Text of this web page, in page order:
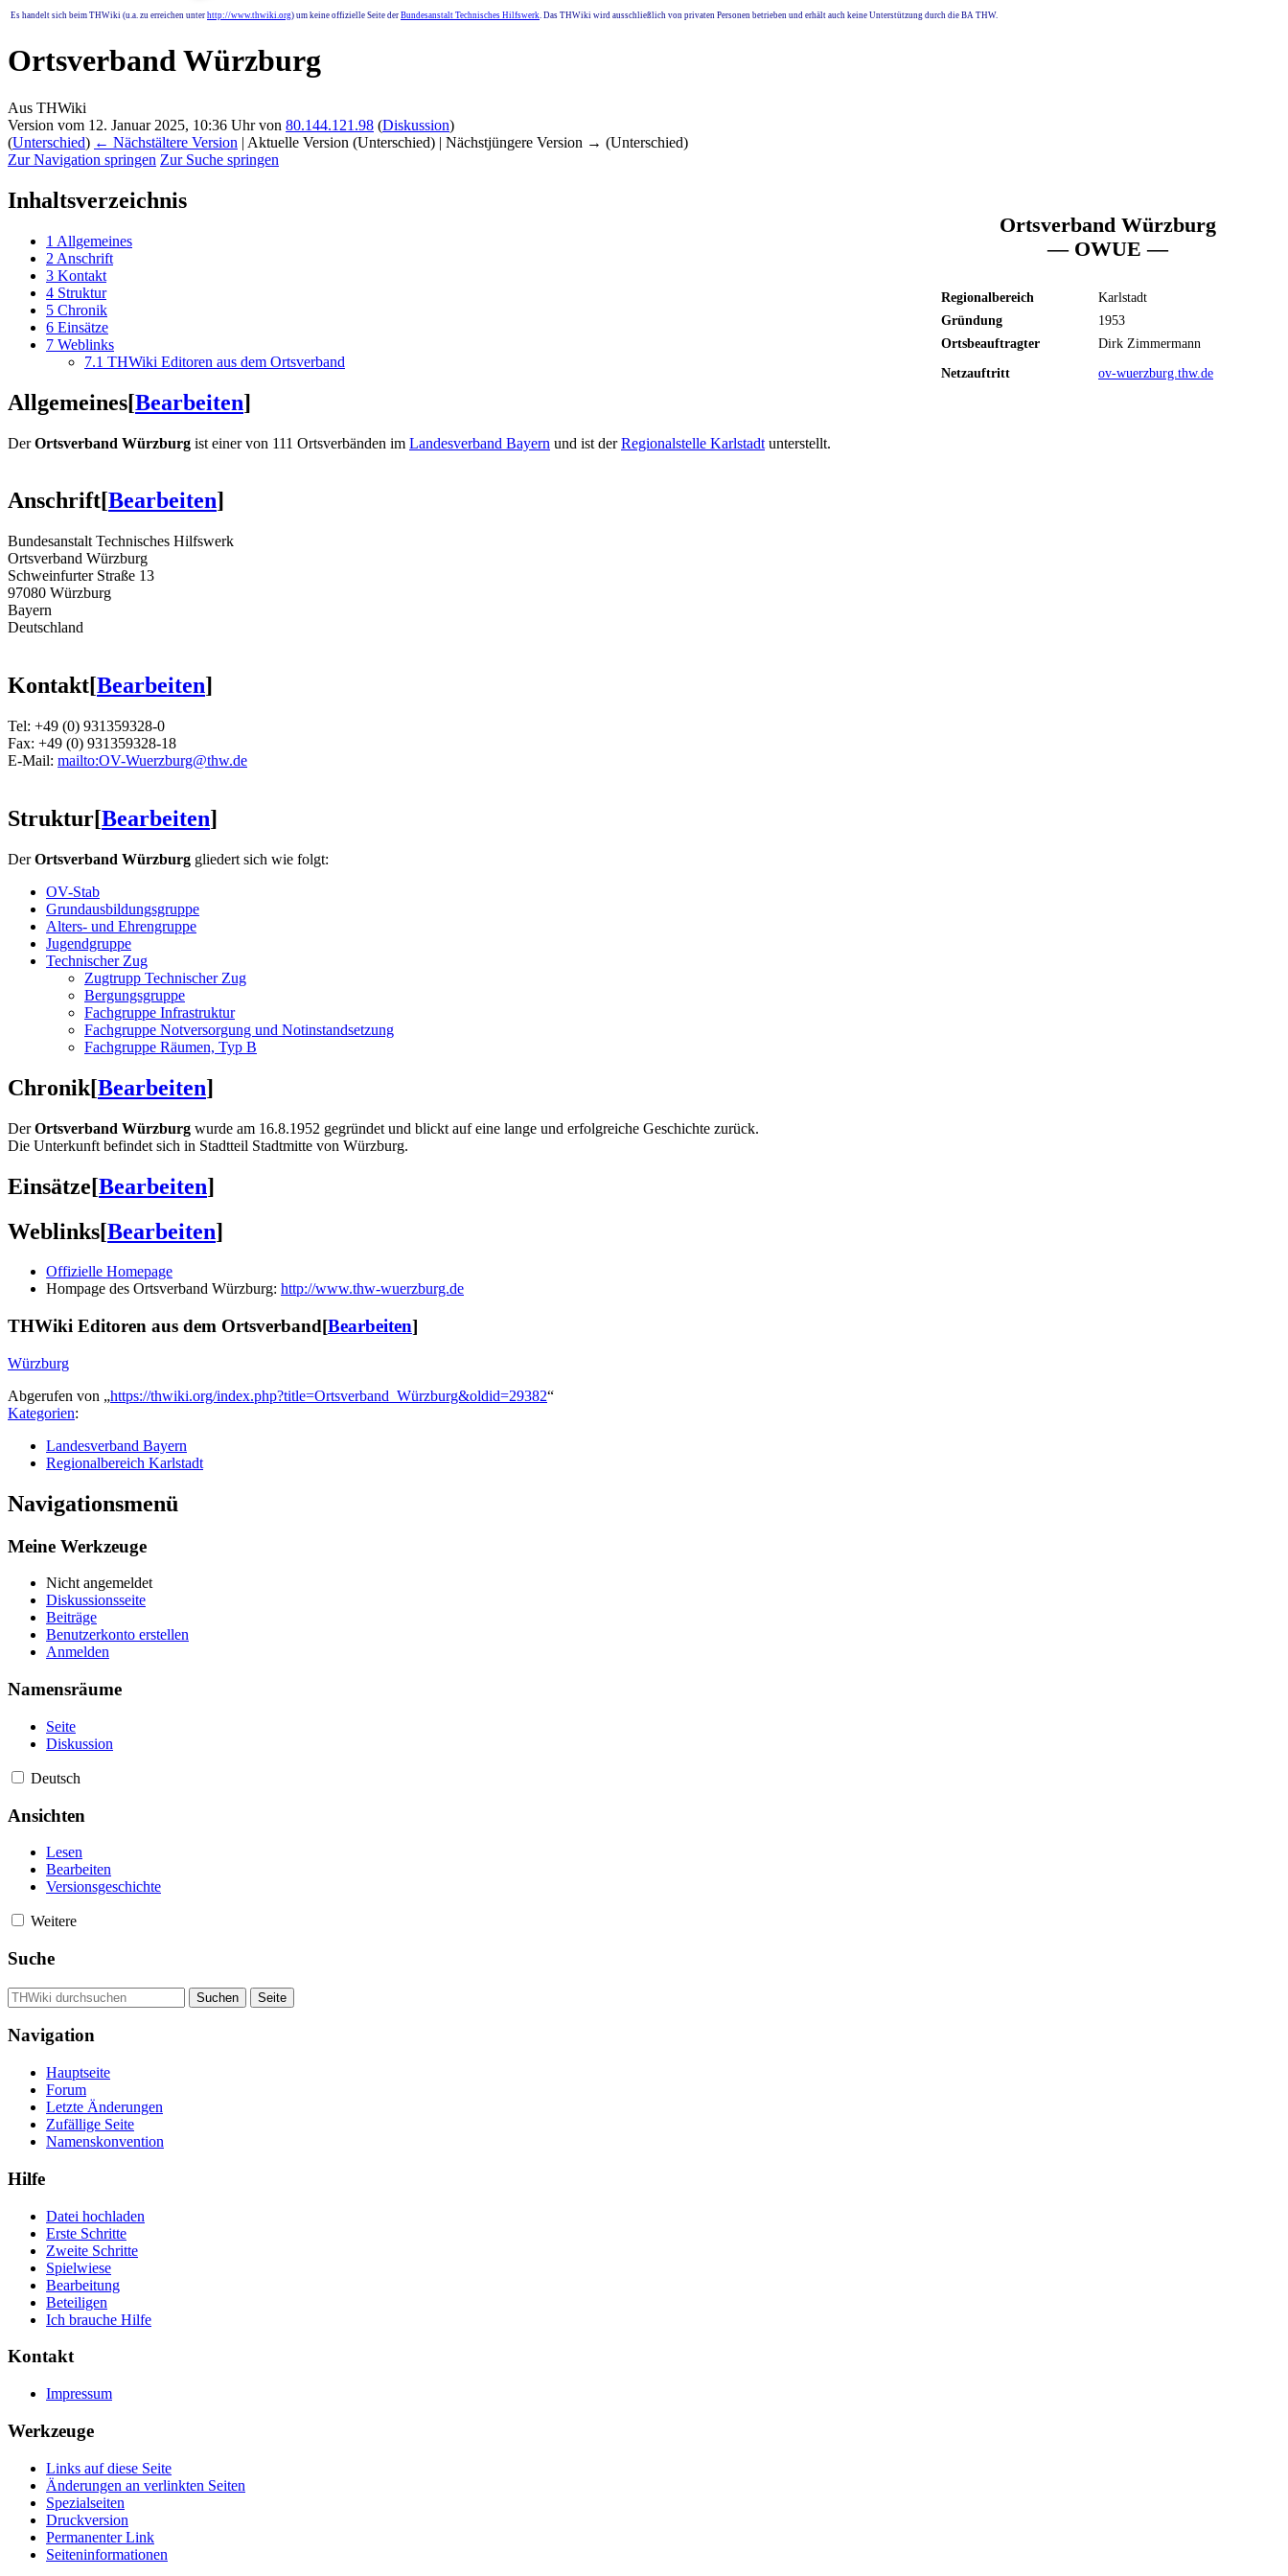
Es handelt sich beim THWiki (u.a. zu erreichen unter http://www.thwiki.org) um keine offizielle Seite der Bundesanstalt Technisches Hilfswerk. Das THWiki wird ausschließlich von privaten Personen betrieben und erhält auch keine Unterstützung durch die BA THW.
Ortsverband Würzburg
Aus THWiki
Version vom 12. Januar 2025, 10:36 Uhr von 80.144.121.98 (Diskussion)
(Unterschied) ← Nächstältere Version | Aktuelle Version (Unterschied) | Nächstjüngere Version → (Unterschied)
Zur Navigation springen Zur Suche springen
Ortsverband Würzburg
— OWUE —
Regionalbereich
Karlstadt
Gründung
1953
Ortsbeauftragter
Dirk Zimmermann
Netzauftritt
ov-wuerzburg.thw.de
Inhaltsverzeichnis
1 Allgemeines
2 Anschrift
3 Kontakt
4 Struktur
5 Chronik
6 Einsätze
7 Weblinks
7.1 THWiki Editoren aus dem Ortsverband
Allgemeines[Bearbeiten]
DerOrtsverband Würzburg ist einer von 111 Ortsverbänden im Landesverband Bayern und ist derRegionalstelle Karlstadt unterstellt.
Anschrift[Bearbeiten]
Bundesanstalt Technisches Hilfswerk
Ortsverband Würzburg
Schweinfurter Straße 13
97080 Würzburg
Bayern
Deutschland
Kontakt[Bearbeiten]
Tel: +49 (0) 931359328-0
Fax: +49 (0) 931359328-18
E-Mail: mailto:OV-Wuerzburg@thw.de
Struktur[Bearbeiten]
DerOrtsverband Würzburg gliedert sich wie folgt:
OV-Stab
Grundausbildungsgruppe
Alters- und Ehrengruppe
Jugendgruppe
Technischer Zug
Zugtrupp Technischer Zug
Bergungsgruppe
Fachgruppe Infrastruktur
Fachgruppe Notversorgung und Notinstandsetzung
Fachgruppe Räumen, Typ B
Chronik[Bearbeiten]
DerOrtsverband Würzburg wurde am 16.8.1952 gegründet und blickt auf eine lange und erfolgreiche Geschichte zurück.
Die Unterkunft befindet sich in Stadtteil Stadtmitte von Würzburg.
Einsätze[Bearbeiten]
Weblinks[Bearbeiten]
Offizielle Homepage
Hompage des Ortsverband Würzburg: http://www.thw-wuerzburg.de
THWiki Editoren aus dem Ortsverband[Bearbeiten]
Würzburg
Abgerufen von „https://thwiki.org/index.php?title=Ortsverband_Würzburg&oldid=29382“
Kategorien:
Landesverband Bayern
Regionalbereich Karlstadt
Navigationsmenü
Meine Werkzeuge
Nicht angemeldet
Diskussionsseite
Beiträge
Benutzerkonto erstellen
Anmelden
Namensräume
Seite
Diskussion
Deutsch
Ansichten
Lesen
Bearbeiten
Versionsgeschichte
Weitere
Suche
Navigation
Hauptseite
Forum
Letzte Änderungen
Zufällige Seite
Namenskonvention
Hilfe
Datei hochladen
Erste Schritte
Zweite Schritte
Spielwiese
Bearbeitung
Beteiligen
Ich brauche Hilfe
Kontakt
Impressum
Werkzeuge
Links auf diese Seite
Änderungen an verlinkten Seiten
Spezialseiten
Druckversion
Permanenter Link
Seiten­informationen